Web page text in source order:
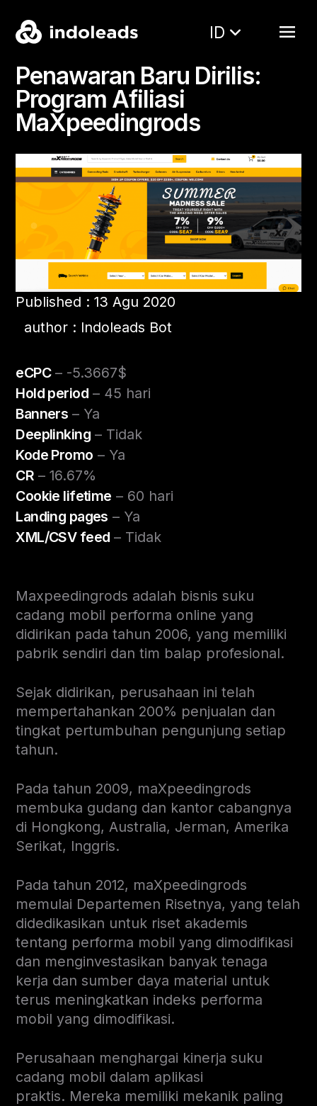
ID
Penawaran Baru Dirilis:
Program Afiliasi
MaXpeedingrods
Published : 13 Agu 2020
author : Indoleads Bot
eCPC– -5.3667$
Hold period– 45 hari
Banners – Ya
Deeplinking– Tidak
Kode Promo – Ya
CR – 16.67%
Cookie lifetime – 60 hari
Landing pages – Ya
XML/CSV feed – Tidak
Maxpeedingrods adalah bisnis suku
cadang mobil performa online yang
didirikan pada tahun 2006, yang memiliki
pabrik sendiri dan tim balap profesional.
Sejak didirikan, perusahaan ini telah
mempertahankan 200% penjualan dan
tingkat pertumbuhan pengunjung setiap
tahun.
Pada tahun 2009, maXpeedingrods
membuka gudang dan kantor cabangnya
di Hongkong, Australia, Jerman, Amerika
Serikat, Inggris.
Pada tahun 2012, maXpeedingrods
memulai Departemen Risetnya, yang telah
didedikasikan untuk riset akademis
tentang performa mobil yang dimodifikasi
dan menginvestasikan banyak tenaga
kerja dan sumber daya material untuk
terus meningkatkan indeks performa
mobil yang dimodifikasi.
Perusahaan menghargai kinerja suku
cadang mobil dalam aplikasi
praktis. Mereka memiliki mekanik paling